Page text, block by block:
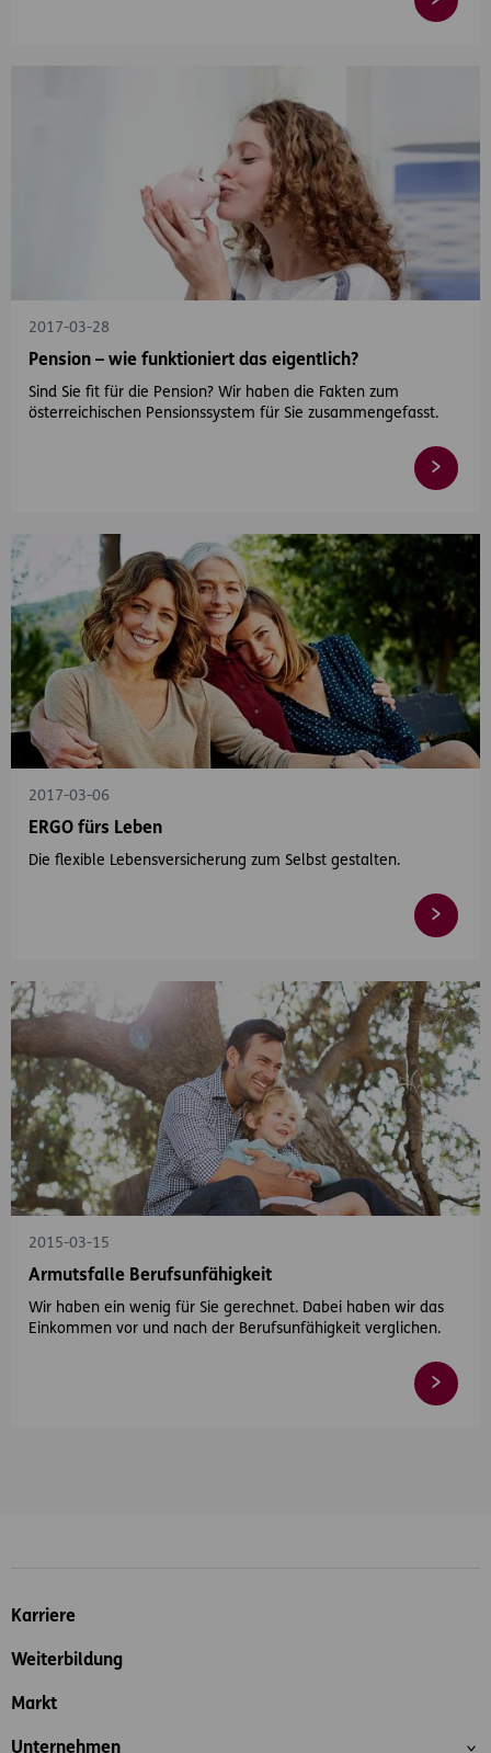
2017-03-28
Pension – wie funktioniert das eigentlich?
Sind Sie fit für die Pension? Wir haben die Fakten zum
österreichischen Pensionssystem für Sie zusammengefasst.
2017-03-06
ERGO fürs Leben
Die flexible Lebensversicherung zum Selbst gestalten.
2015-03-15
Armutsfalle Berufsunfähigkeit
Wir haben ein wenig für Sie gerechnet. Dabei haben wir das
Einkommen vor und nach der Berufsunfähigkeit verglichen.
Inhaltsübersicht
Karriere
Weiterbildung
Markt
Unternehmen